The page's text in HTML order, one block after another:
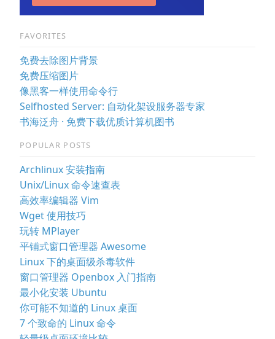
FAVORITES
免费去除图片背景
免费压缩图片
像黑客一样使用命令行
Selfhosted Server: 自动化架设服务器专家
书海泛舟 · 免费下载优质计算机图书
POPULAR POSTS
Archlinux 安装指南
Unix/Linux 命令速查表
高效率编辑器 Vim
Wget 使用技巧
玩转 MPlayer
平铺式窗口管理器 Awesome
Linux 下的桌面级杀毒软件
窗口管理器 Openbox 入门指南
最小化安装 Ubuntu
你可能不知道的 Linux 桌面
7 个致命的 Linux 命令